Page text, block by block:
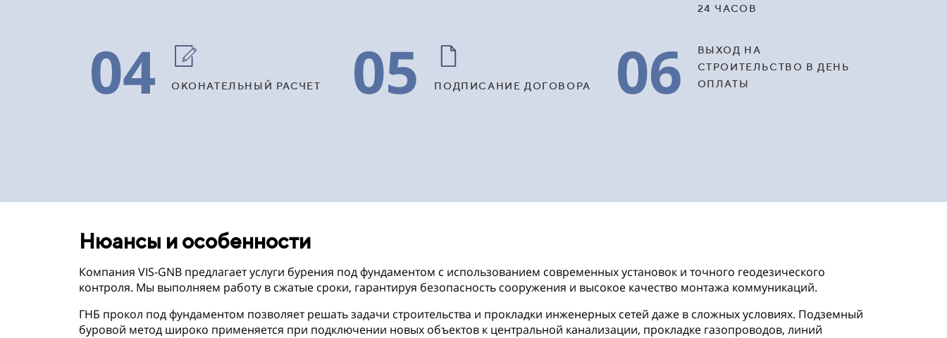
24 ЧАСОВ
04 ОКОНАТЕЛЬНЫЙ РАСЧЕТ 05 ПОДПИСАНИЕ ДОГОВОРА 06
ВЫХОД НА
СТРОИТЕЛЬСТВО В ДЕНЬ
ОПЛАТЫ
Нюансы и особенности
Компания VIS-GNB предлагает услуги бурения под фундаментом с использованием современных установок и точного геодезического
контроля. Мы выполняем работу в сжатые сроки, гарантируя безопасность сооружения и высокое качество монтажа коммуникаций.
ГНБ прокол под фундаментом позволяет решать задачи строительства и прокладки инженерных сетей даже в сложных условиях. Подземный
буровой метод широко применяется при подключении новых объектов к центральной канализации, прокладке газопроводов, линий